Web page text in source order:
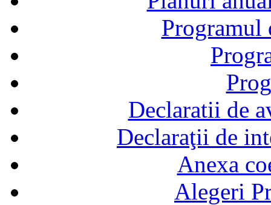
Declaratii de
Declaraţii de
Anexa
Alegeri